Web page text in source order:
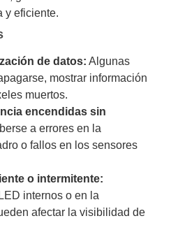
y eficiente.
de datos: Algunas
mostrar información
muertos.
encendidas sin
a errores en la
o fallos en los sensores
o intermitente:
internos o en la
afectar la visibilidad de